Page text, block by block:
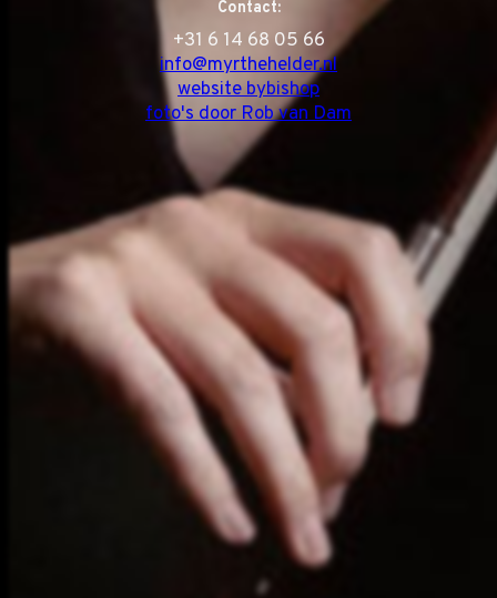
Contact:
‭+31 6 14 68 05 66
info@myrthehelder.nl
website bybishop
foto's door Rob van Dam